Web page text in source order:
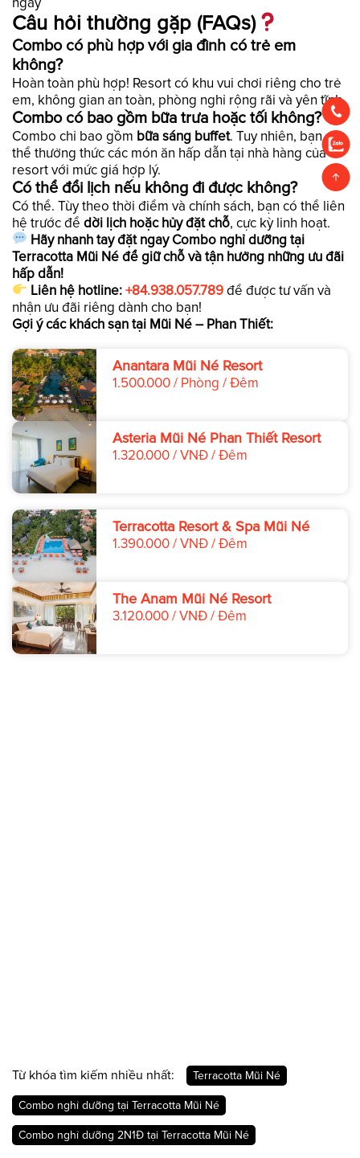
Câu hỏi thường gặp (FAQs)
Combo có phù hợp với gia đình có trẻ em
không?
Hoàn toàn phù hợp! Resort có khu vui chơi riêng cho trẻ
em, không gian an toàn, phòng nghỉ rộng rãi và yên tĩnh.
Combo có bao gồm bữa trưa hoặc tối không?
Combo chỉ bao gồm bữa sáng buffet. Tuy nhiên, bạn có
thể thưởng thức các món ăn hấp dẫn tại nhà hàng của
resort với mức giá hợp lý.
Có thể đổi lịch nếu không đi được không?
Có thể. Tùy theo thời điểm và chính sách, bạn có thể liên
hệ trước để dời lịch hoặc hủy đặt chỗ, cực kỳ linh hoạt.
Hãy nhanh tay đặt ngay Combo nghỉ dưỡng tại
Terracotta Mũi Né để giữ chỗ và tận hưởng những ưu đãi
hấp dẫn!
Liên hệ hotline:+84.938.057.789để được tư vấn và
nhận ưu đãi riêng dành cho bạn!
Gợi ý các khách sạn tại Mũi Né – Phan Thiết:
Anantara Mũi Né Resort
1.500.000 / Phòng / Đêm
Asteria Mũi Né Phan Thiết Resort
1.320.000 / VNĐ / Đêm
Terracotta Resort & Spa Mũi Né
1.390.000 / VNĐ / Đêm
The Anam Mũi Né Resort
3.120.000 / VNĐ / Đêm
Từ khóa tìm kiếm nhiều nhất: Terracotta Mũi Né
Combo nghỉ dưỡng tại Terracotta Mũi Né
Combo nghỉ dưỡng 2N1Đ tại Terracotta Mũi Né